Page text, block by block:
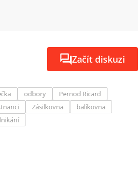
Začít diskuzi
odbory
Pernod Ricard
Zásilkovna
balíkovna